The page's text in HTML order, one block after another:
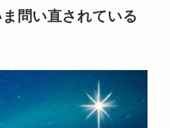
問い直されている